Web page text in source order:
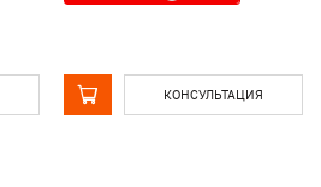
КОНСУЛЬТАЦИЯ